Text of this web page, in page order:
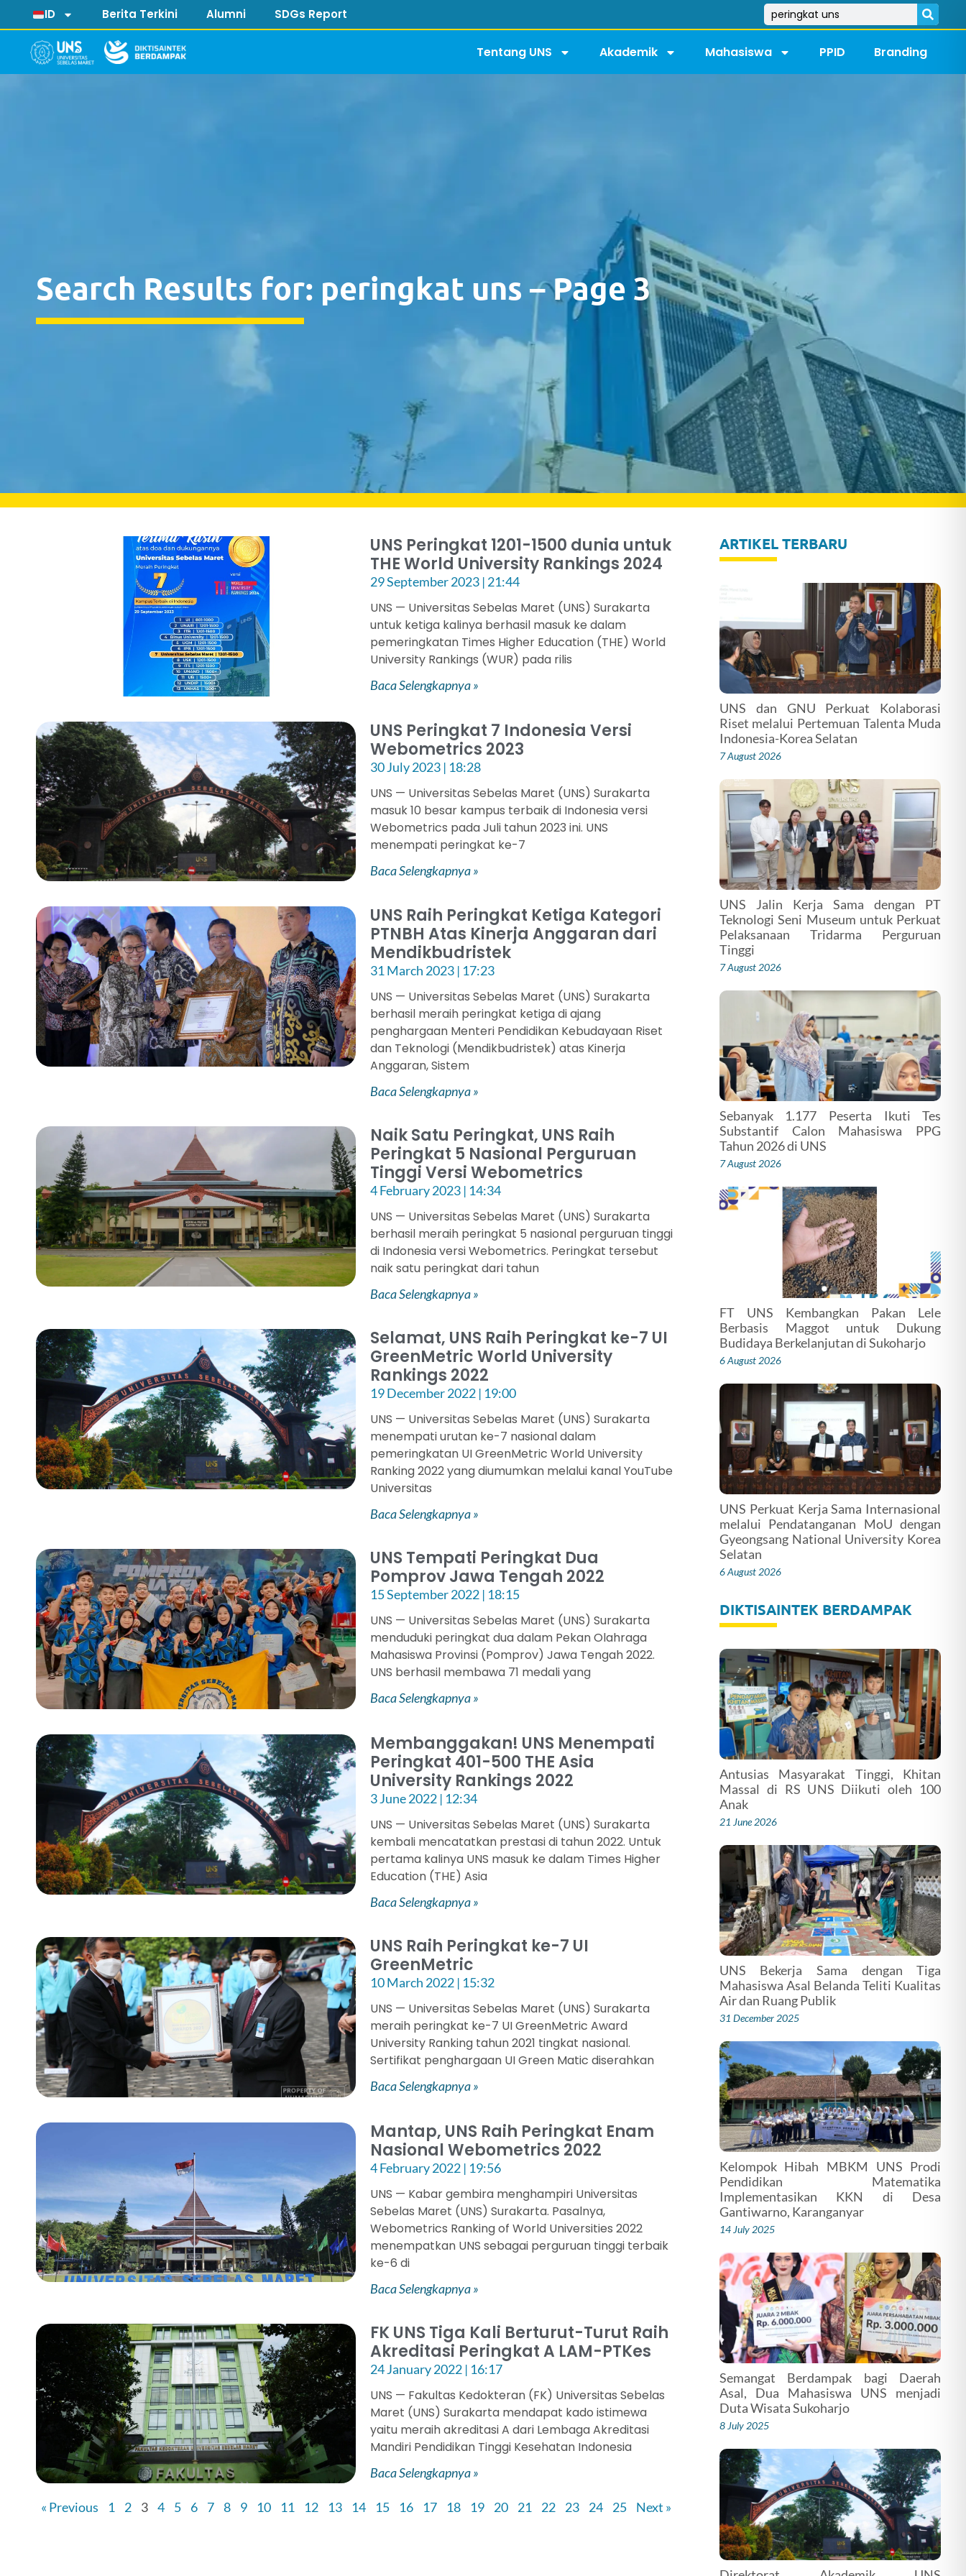
ID Berita Terkini Alumni SDGs Report
Tentang UNS Akademik Mahasiswa PPID Branding
Search Results for: peringkat uns – Page 3
UNS Peringkat 1201-1500 dunia untuk
THE World University Rankings 2024
29 September 2023 21:44
UNS — Universitas Sebelas Maret (UNS) Surakarta
untuk ketiga kalinya berhasil masuk ke dalam
pemeringkatan Times Higher Education (THE) World
University Rankings (WUR) pada rilis
Baca Selengkapnya »
UNS Peringkat 7 Indonesia Versi
Webometrics 2023
30 July 2023 18:28
UNS — Universitas Sebelas Maret (UNS) Surakarta
masuk 10 besar kampus terbaik di Indonesia versi
Webometrics pada Juli tahun 2023 ini. UNS
menempati peringkat ke-7
Baca Selengkapnya »
UNS Raih Peringkat Ketiga Kategori
PTNBH Atas Kinerja Anggaran dari
Mendikbudristek
31 March 2023 17:23
UNS — Universitas Sebelas Maret (UNS) Surakarta
berhasil meraih peringkat ketiga di ajang
penghargaan Menteri Pendidikan Kebudayaan Riset
dan Teknologi (Mendikbudristek) atas Kinerja
Anggaran, Sistem
Baca Selengkapnya »
Naik Satu Peringkat, UNS Raih
Peringkat 5 Nasional Perguruan
Tinggi Versi Webometrics
4 February 2023 14:34
UNS — Universitas Sebelas Maret (UNS) Surakarta
berhasil meraih peringkat 5 nasional perguruan tinggi
di Indonesia versi Webometrics. Peringkat tersebut
naik satu peringkat dari tahun
Baca Selengkapnya »
Selamat, UNS Raih Peringkat ke-7 UI
GreenMetric World University
Rankings 2022
19 December 2022 19:00
UNS — Universitas Sebelas Maret (UNS) Surakarta
menempati urutan ke-7 nasional dalam
pemeringkatan UI GreenMetric World University
Ranking 2022 yang diumumkan melalui kanal YouTube
Universitas
Baca Selengkapnya »
UNS Tempati Peringkat Dua
Pomprov Jawa Tengah 2022
15 September 2022 18:15
UNS — Universitas Sebelas Maret (UNS) Surakarta
menduduki peringkat dua dalam Pekan Olahraga
Mahasiswa Provinsi (Pomprov) Jawa Tengah 2022.
UNS berhasil membawa 71 medali yang
Baca Selengkapnya »
Membanggakan! UNS Menempati
Peringkat 401-500 THE Asia
University Rankings 2022
3 June 2022 12:34
UNS — Universitas Sebelas Maret (UNS) Surakarta
kembali mencatatkan prestasi di tahun 2022. Untuk
pertama kalinya UNS masuk ke dalam Times Higher
Education (THE) Asia
Baca Selengkapnya »
UNS Raih Peringkat ke-7 UI
GreenMetric
10 March 2022 15:32
UNS — Universitas Sebelas Maret (UNS) Surakarta
meraih peringkat ke-7 UI GreenMetric Award
University Ranking tahun 2021 tingkat nasional.
Sertifikat penghargaan UI Green Matic diserahkan
Baca Selengkapnya »
Mantap, UNS Raih Peringkat Enam
Nasional Webometrics 2022
4 February 2022 19:56
UNS — Kabar gembira menghampiri Universitas
Sebelas Maret (UNS) Surakarta. Pasalnya,
Webometrics Ranking of World Universities 2022
menempatkan UNS sebagai perguruan tinggi terbaik
ke-6 di
Baca Selengkapnya »
FK UNS Tiga Kali Berturut-Turut Raih
Akreditasi Peringkat A LAM-PTKes
24 January 2022 16:17
UNS — Fakultas Kedokteran (FK) Universitas Sebelas
Maret (UNS) Surakarta mendapat kado istimewa
yaitu meraih akreditasi A dari Lembaga Akreditasi
Mandiri Pendidikan Tinggi Kesehatan Indonesia
Baca Selengkapnya »
« Previous 1 2 3 4 5 6 7 8 9 10 11 12 13 14 15 16 17 18 19 20 21 22 23 24 25 Next »
ARTIKEL TERBARU
UNS dan GNU Perkuat Kolaborasi
Riset melalui Pertemuan Talenta Muda
Indonesia-Korea Selatan
7 August 2026
UNS Jalin Kerja Sama dengan PT
Teknologi Seni Museum untuk Perkuat
Pelaksanaan Tridarma Perguruan
Tinggi
7 August 2026
Sebanyak 1.177 Peserta Ikuti Tes
Substantif Calon Mahasiswa PPG
Tahun 2026 di UNS
7 August 2026
FT UNS Kembangkan Pakan Lele
Berbasis Maggot untuk Dukung
Budidaya Berkelanjutan di Sukoharjo
6 August 2026
UNS Perkuat Kerja Sama Internasional
melalui Pendatanganan MoU dengan
Gyeongsang National University Korea
Selatan
6 August 2026
DIKTISAINTEK BERDAMPAK
Antusias Masyarakat Tinggi, Khitan
Massal di RS UNS Diikuti oleh 100
Anak
21 June 2026
UNS Bekerja Sama dengan Tiga
Mahasiswa Asal Belanda Teliti Kualitas
Air dan Ruang Publik
31 December 2025
Kelompok Hibah MBKM UNS Prodi
Pendidikan Matematika
Implementasikan KKN di Desa
Gantiwarno, Karanganyar
14 July 2025
Semangat Berdampak bagi Daerah
Asal, Dua Mahasiswa UNS menjadi
Duta Wisata Sukoharjo
8 July 2025